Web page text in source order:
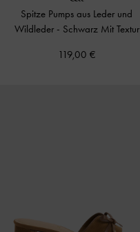
Spitze Pumps aus Leder und
Wildleder - Schwarz Mit Textur
119,00 €